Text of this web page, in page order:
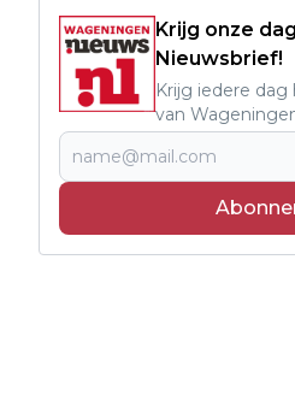
Krijg onze
Nieuwsbrief!
Krijg iedere
van